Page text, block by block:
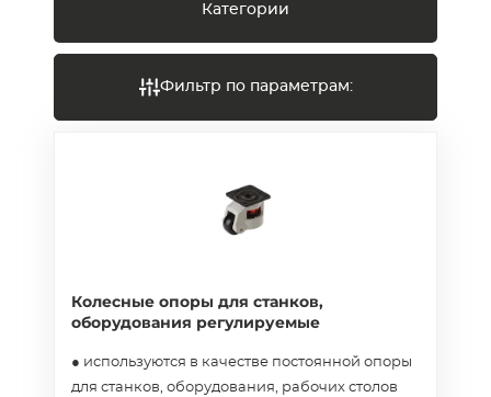
Категории
Фильтр по параметрам:
Колесные опоры для станков,
оборудования регулируемые
● используются в качестве постоянной опоры
для станков, оборудования, рабочих столов